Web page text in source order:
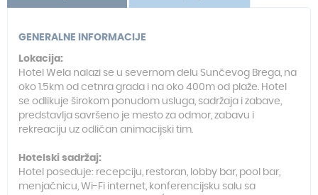
GENERALNE INFORMACIJE
Lokacija:
Hotel Wela nalazi se u severnom delu Sunčevog Brega, na
oko 1.5km od cetnra grada i na oko 400m od plaže. Hotel
se odlikuje širokom ponudom usluga, sadržaja i zabave,
predstavlja savršeno je mesto za odmor, zabavu i
rekreaciju uz odličan animacijski tim.
Hotelski sadržaj:
Hotel poseduje: recepciju, restoran, lobby bar, pool bar,
menjačnicu, Wi-Fi internet, konferencijsku salu sa